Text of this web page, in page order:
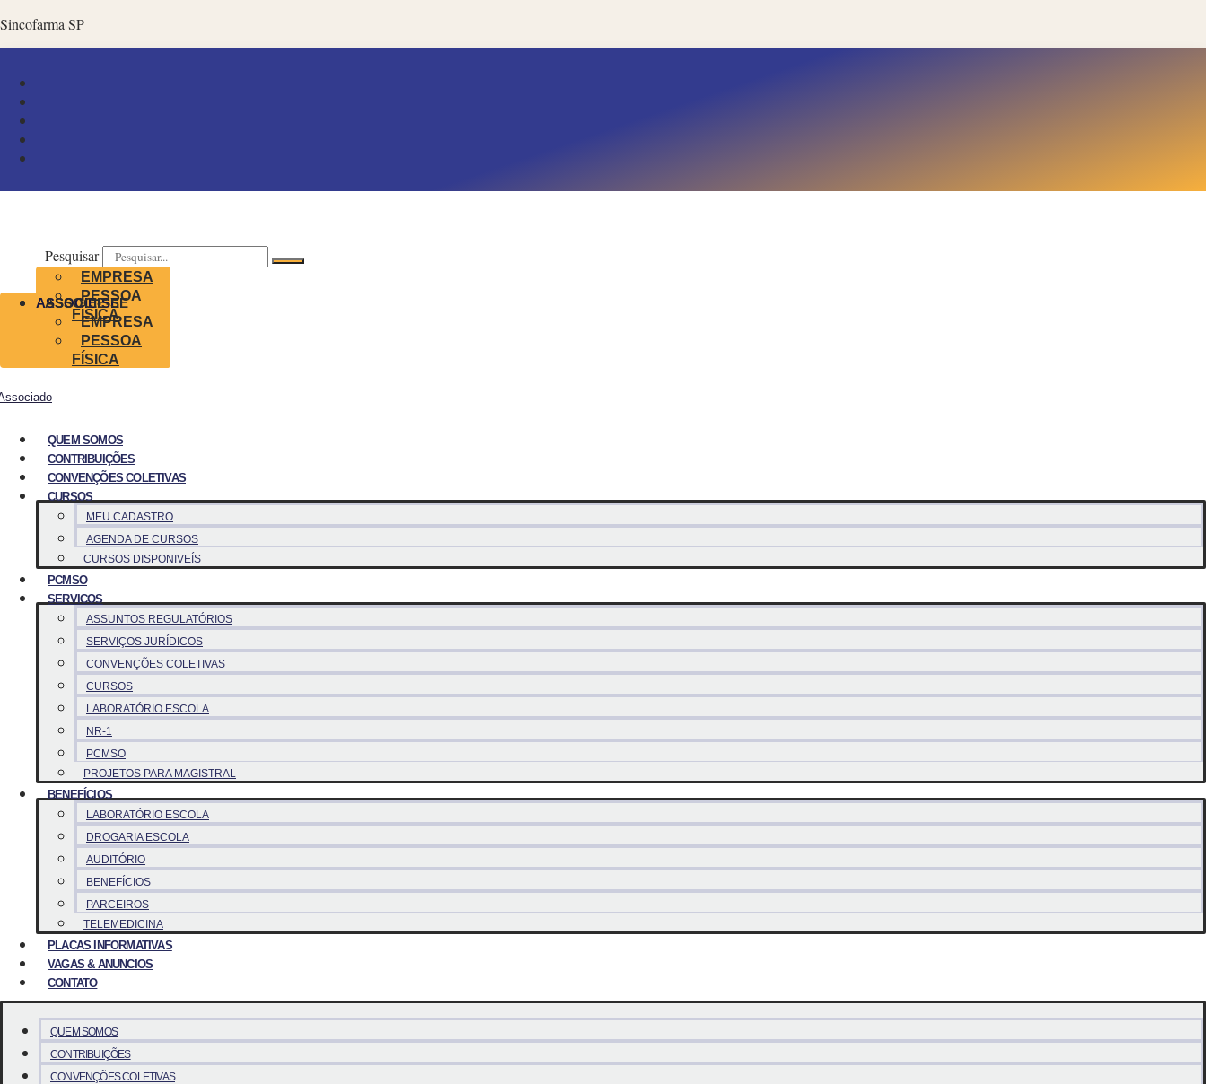
Sincofarma SP
Pesquisar
ASSOCIE-SE
EMPRESA
PESSOA
FÍSICA
ASSOCIE-SE
EMPRESA
PESSOA
FÍSICA
QUEM SOMOS
CONTRIBUIÇÕES
CONVENÇÕES COLETIVAS
CURSOS
MEU CADASTRO
AGENDA DE CURSOS
CURSOS DISPONIVEÍS
PCMSO
SERVICOS
ASSUNTOS REGULATÓRIOS
SERVIÇOS JURÍDICOS
CONVENÇÕES COLETIVAS
CURSOS
LABORATÓRIO ESCOLA
NR-1
PCMSO
PROJETOS PARA MAGISTRAL
BENEFÍCIOS
LABORATÓRIO ESCOLA
DROGARIA ESCOLA
AUDITÓRIO
BENEFÍCIOS
PARCEIROS
TELEMEDICINA
PLACAS INFORMATIVAS
VAGAS & ANUNCIOS
CONTATO
QUEM SOMOS
CONTRIBUIÇÕES
CONVENÇÕES COLETIVAS